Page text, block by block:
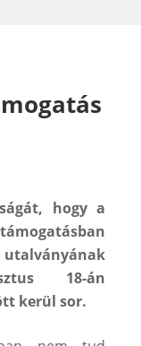
hogy a
18-án
kerül sor.